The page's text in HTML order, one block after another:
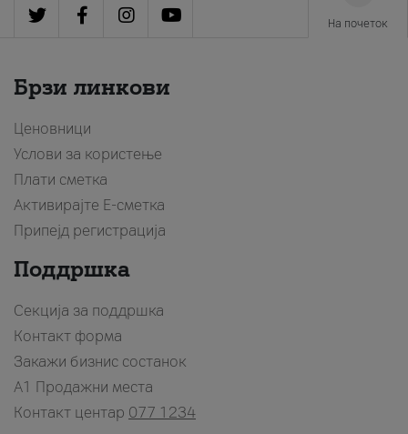
На почеток
Брзи линкови
Ценовници
Услови за користење
Плати сметка
Активирајте Е-сметка
Припејд регистрација
Поддршка
Секција за поддршка
Контакт форма
Закажи бизнис состанок
A1 Продажни места
Контакт центар 077 1234